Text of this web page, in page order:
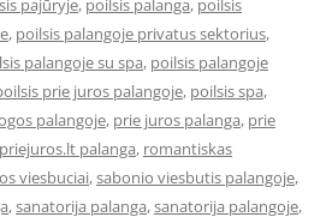
pajūryje, poilsis palanga, poilsis
, poilsis palangoje privatus sektorius,
palangoje su spa, poilsis palangoje
prie juros palangoje, poilsis spa,
palangoje, prie juros palanga, prie
priejuros.lt palanga, romantiskas
viesbuciai,sabonio viesbutis palangoje,
,sanatorija palanga,sanatorija palangoje,